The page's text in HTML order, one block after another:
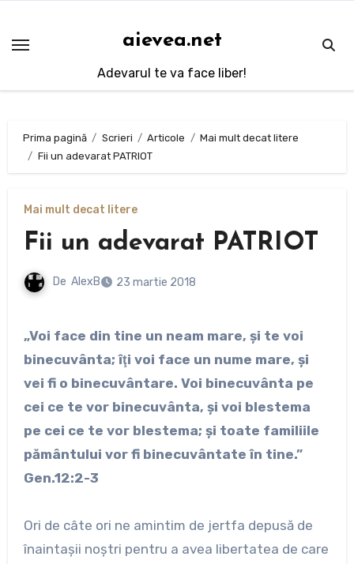
conținut
aievea.net
Adevarul te va face liber!
Prima pagină Scrieri Articole
Mai mult decat litere
Fii un adevarat PATRIOT
Mai mult decat litere
Fii un adevarat PATRIOT
De AlexB 23 martie 2018
„Voi face din tine un neam mare, şi te voi
binecuvânta; îţi voi face un nume mare, şi
vei fi o binecuvântare. Voi binecuvânta pe
cei ce te vor binecuvânta, şi voi blestema
pe cei ce te vor blestema; şi toate familiile
pământului vor fi binecuvântate în tine.”
Gen.12:2-3
Ori de câte ori ne amintim de jertfa depusă de
înaintaşii noştri pentru a avea libertatea de care